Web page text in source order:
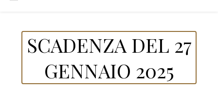
SCADENZA DEL 27
GENNAIO 2025